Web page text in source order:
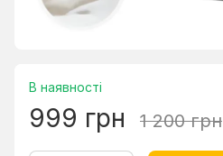
В наявності
999 грн 1 200 грн